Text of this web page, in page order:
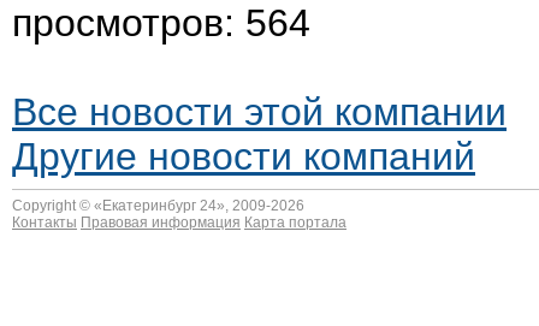
просмотров: 564
Все новости этой компании
Другие новости компаний
Copyright © « Екатеринбург 24», 2009-2026
Контакты Правовая информация Карта портала